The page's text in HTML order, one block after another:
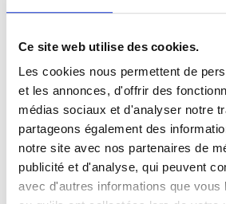
Ce site web utilise des cookies.
Les cookies nous permettent de
et les annonces, d'offrir des
médias sociaux et d'analyser notre
partageons également des
notre site avec nos partenaires de
publicité et d'analyse, qui peuvent
avec d'autres informations que vous
U-Seat